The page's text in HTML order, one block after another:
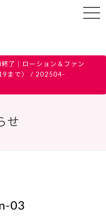
了｜ローション＆ファン
まで〉
/ 202504-
せ
03